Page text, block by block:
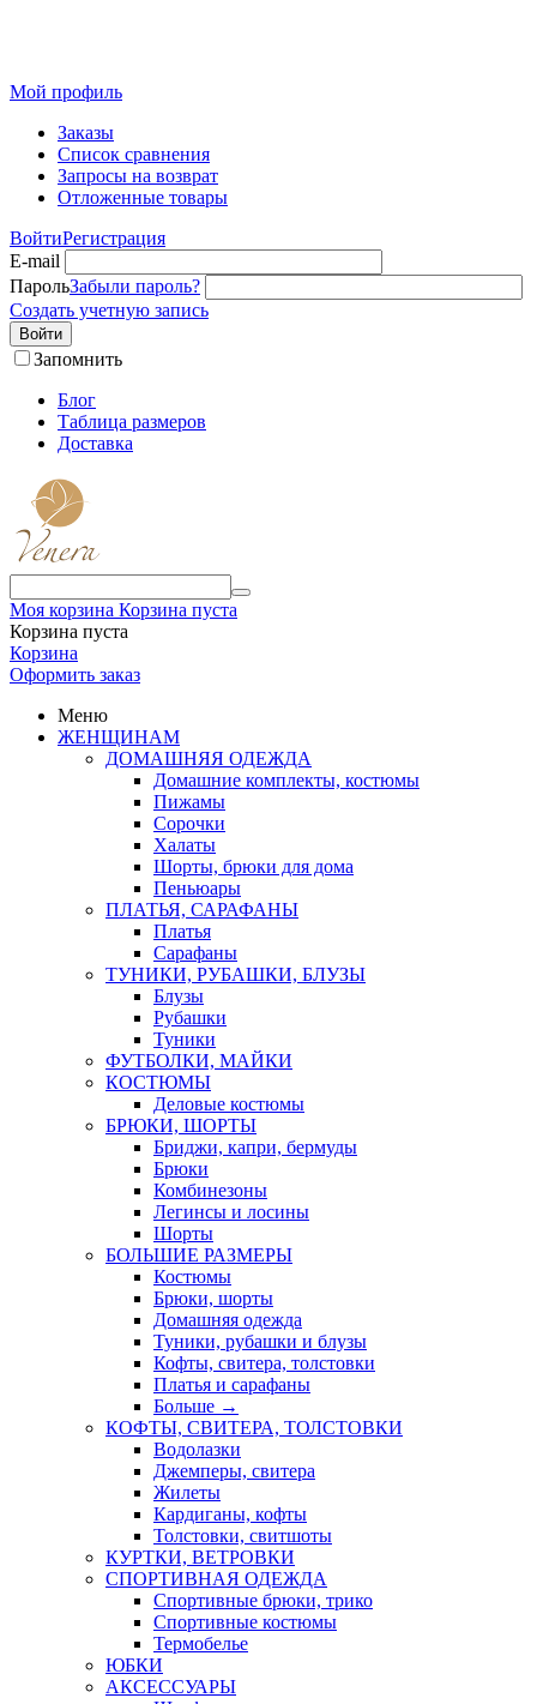
Мой профиль
Заказы
Список сравнения
Запросы на возврат
Отложенные товары
ВойтиРегистрация
E-mail
ПарольЗабыли пароль?
Создать учетную запись
Войти
Запомнить
Блог
Таблица размеров
Доставка
Моя корзина Корзина пуста
Корзина пуста
Корзина
Оформить заказ
Меню
ЖЕНЩИНАМ
ДОМАШНЯЯ ОДЕЖДА
Домашние комплекты, костюмы
Пижамы
Сорочки
Халаты
Шорты, брюки для дома
Пеньюары
ПЛАТЬЯ, САРАФАНЫ
Платья
Сарафаны
ТУНИКИ, РУБАШКИ, БЛУЗЫ
Блузы
Рубашки
Туники
ФУТБОЛКИ, МАЙКИ
КОСТЮМЫ
Деловые костюмы
БРЮКИ, ШОРТЫ
Бриджи, капри, бермуды
Брюки
Комбинезоны
Легинсы и лосины
Шорты
БОЛЬШИЕ РАЗМЕРЫ
Костюмы
Брюки, шорты
Домашняя одежда
Туники, рубашки и блузы
Кофты, свитера, толстовки
Платья и сарафаны
Больше →
КОФТЫ, СВИТЕРА, ТОЛСТОВКИ
Водолазки
Джемперы, свитера
Жилеты
Кардиганы, кофты
Толстовки, свитшоты
КУРТКИ, ВЕТРОВКИ
СПОРТИВНАЯ ОДЕЖДА
Спортивные брюки, трико
Спортивные костюмы
Термобелье
ЮБКИ
AКСЕССУАРЫ